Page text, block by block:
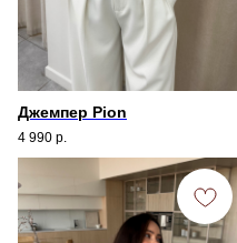
Джемпер Pion
4 990 р.